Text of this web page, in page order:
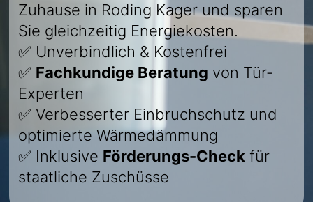
Zuhause in Roding Kager und sparen
Sie gleichzeitig Energiekosten.
✅ Unverbindlich & Kostenfrei
✅ Fachkundige Beratung von Tür-
Experten
✅ Verbesserter Einbruchschutz und
optimierte Wärmedämmung
✅ Inklusive Förderungs-Check für
staatliche Zuschüsse